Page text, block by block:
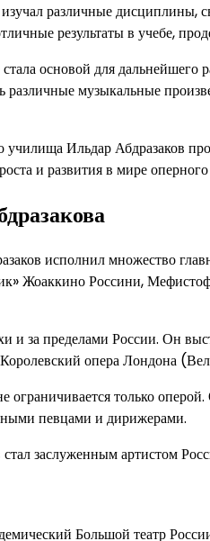
различные дисциплины,
результаты в учебе,
основой для дальнейшего
различные музыкальные
Ильдар Абдразаков
и развития в мире оперного
исполнил множество
Жоаккино Россини,
и за пределами России. Он
опера Лондона
ограничивается только
певцами и дирижерами.
заслуженным артистом
Большой театр